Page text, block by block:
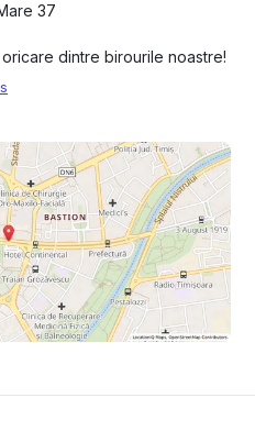
37
dintre birourile noastre!